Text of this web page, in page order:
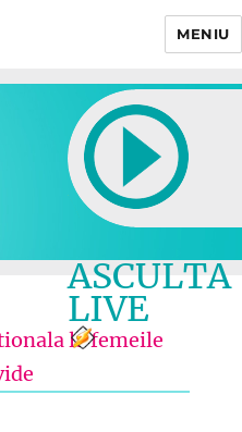
MENIU
ASCULTA
LIVE
la femeile